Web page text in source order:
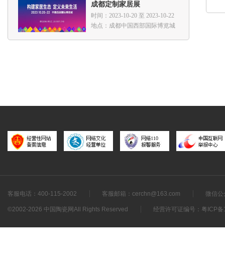
成都定制家居展
时间：2023-10-20 至 2023-10-22
地点：成都中国西部国际博览城
客服电话：400-115-2002 客服邮箱：cerchn@163.com 微信
©2002-2026 中国陶瓷网All Rights Reserved 经营许可证编号： 粤ICP